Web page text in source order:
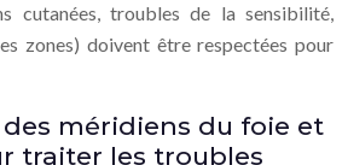
cutanées, troubles de la sensibilité,
zones) doivent être respectées pour
méridiens du foie et
traiter les troubles